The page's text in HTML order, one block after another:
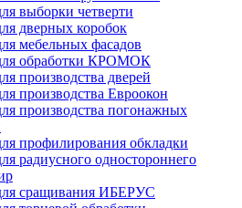
выборки четверти
дверных коробок
мебельных фасадов
обработки КРОМОК
производства дверей
производства Евроокон
производства погонажных
профилирования обкладки
радиусного одностороннего
сращивания ИБЕРУС